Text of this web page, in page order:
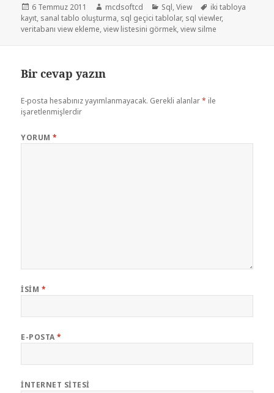
Yayın
tarihi
6 Temmuz 2011 Yazar
mcdsoftcd Kategoriler
Sql,View Etiketler
iki tabloya
kayıt, sanal tablo oluşturma, sql geçici tablolar, sql viewler,
veritabanı view ekleme,view listesini görmek,view silme
Bir cevap yazın
E-posta hesabınız yayımlanmayacak. Gerekli alanlar* ile
işaretlenmişlerdir
YORUM*
İSIM *
E-POSTA*
İNTERNET SITESI